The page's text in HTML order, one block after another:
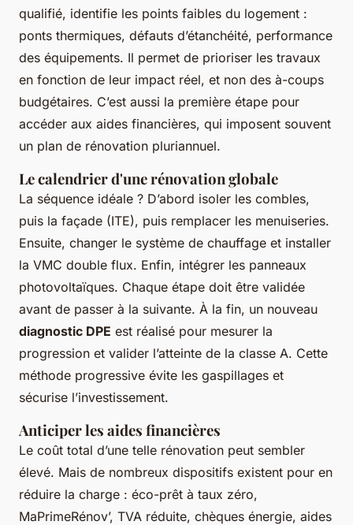
qualifié, identifie les points faibles du logement :
ponts thermiques, défauts d’étanchéité, performance
des équipements. Il permet de prioriser les travaux
en fonction de leur impact réel, et non des à-coups
budgétaires. C’est aussi la première étape pour
accéder aux aides financières, qui imposent souvent
un plan de rénovation pluriannuel.
Le calendrier d'une rénovation globale
La séquence idéale ? D’abord isoler les combles,
puis la façade (ITE), puis remplacer les menuiseries.
Ensuite, changer le système de chauffage et installer
la VMC double flux. Enfin, intégrer les panneaux
photovoltaïques. Chaque étape doit être validée
avant de passer à la suivante. À la fin, un nouveau
diagnostic DPE est réalisé pour mesurer la
progression et valider l’atteinte de la classe A. Cette
méthode progressive évite les gaspillages et
sécurise l’investissement.
Anticiper les aides financières
Le coût total d’une telle rénovation peut sembler
élevé. Mais de nombreux dispositifs existent pour en
réduire la charge : éco-prêt à taux zéro,
MaPrimeRénov’, TVA réduite, chèques énergie, aides